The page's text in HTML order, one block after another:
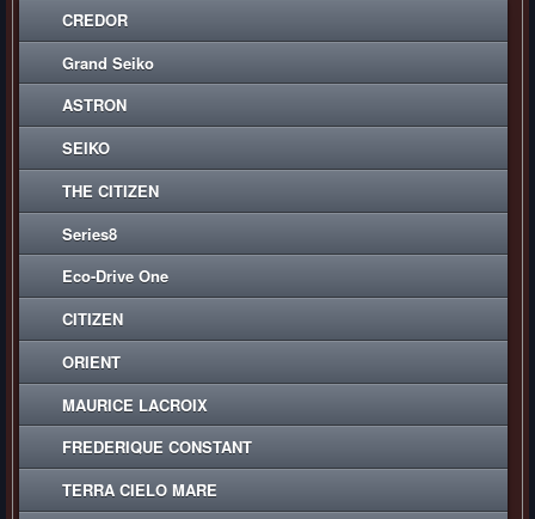
CREDOR
Grand Seiko
ASTRON
SEIKO
THE CITIZEN
Series8
Eco-Drive One
CITIZEN
ORIENT
MAURICE LACROIX
FREDERIQUE CONSTANT
TERRA CIELO MARE